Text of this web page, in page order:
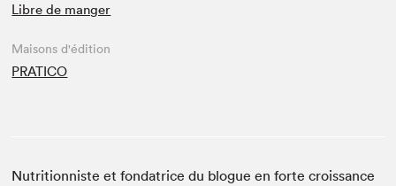
Libre de manger
Maisons d'édition
PRATICO
Nutritionniste et fondatrice du blogue en forte croissance